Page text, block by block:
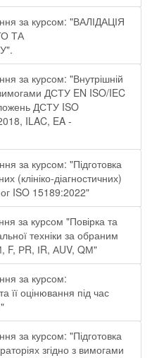
за курсом: "ВАЛІДАЦІЯ
ТА
за курсом: "Внутрішній
ДСТУ EN ISO/IEC
ДСТУ ISO
ILAC, EA -
за курсом: "Підготовка
(клініко-діагностичних)
ISO 15189:2022"
за курсом "Повірка та
техніки за обраним
F, РR, ІR, АUV, QМ"
за курсом:
її оцінювання під час
за курсом: "Підготовка
згідно з вимогами